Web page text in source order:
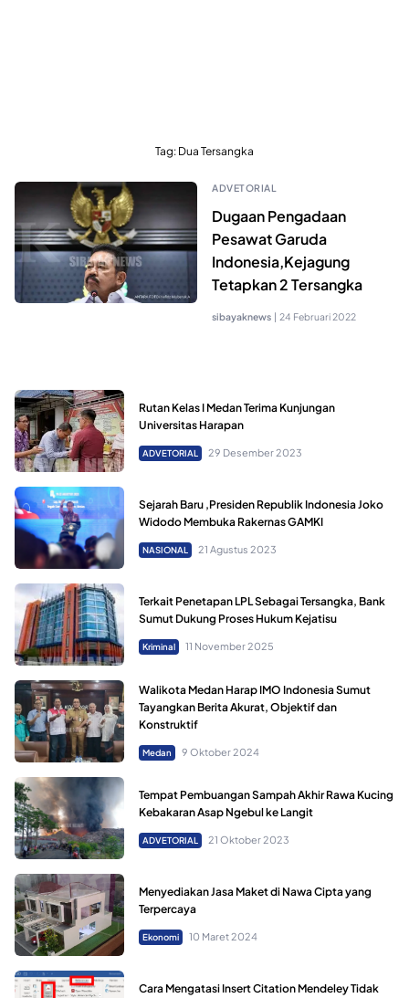
Tag: Dua Tersangka
ADVETORIAL
Dugaan Pengadaan
Pesawat Garuda
Indonesia,Kejagung
Tetapkan 2 Tersangka
sibayaknews | 24 Februari 2022
Rutan Kelas I Medan Terima Kunjungan
Universitas Harapan
ADVETORIAL 29 Desember 2023
Sejarah Baru ,Presiden Republik Indonesia Joko
Widodo Membuka Rakernas GAMKI
NASIONAL 21 Agustus 2023
Terkait Penetapan LPL Sebagai Tersangka, Bank
Sumut Dukung Proses Hukum Kejatisu
Kriminal 11 November 2025
Walikota Medan Harap IMO Indonesia Sumut
Tayangkan Berita Akurat, Objektif dan
Konstruktif
Medan 9 Oktober 2024
Tempat Pembuangan Sampah Akhir Rawa Kucing
Kebakaran Asap Ngebul ke Langit
ADVETORIAL 21 Oktober 2023
Menyediakan Jasa Maket di Nawa Cipta yang
Terpercaya
Ekonomi 10 Maret 2024
Cara Mengatasi Insert Citation Mendeley Tidak